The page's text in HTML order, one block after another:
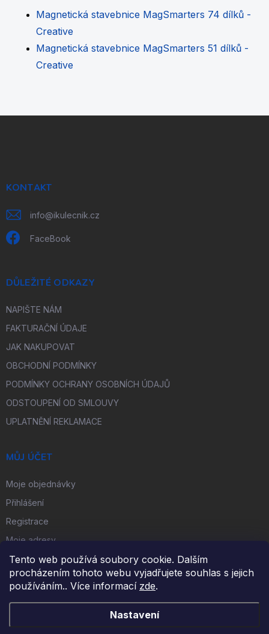
Tento web používá soubory cookie. Dalším
procházením tohoto webu vyjadřujete souhlas s jejich
používáním.. Více informací zde.
Nastavení
Magnetická stavebnice MagSmarters 74 dílků -
Creative
Magnetická stavebnice MagSmarters 51 dílků -
Creative
KONTAKT
info@ikulecnik.cz
FaceBook
DŮLEŽITÉ ODKAZY
NAPIŠTE NÁM
FAKTURAČNÍ ÚDAJE
JAK NAKUPOVAT
OBCHODNÍ PODMÍNKY
PODMÍNKY OCHRANY OSOBNÍCH ÚDAJŮ
ODSTOUPENÍ OD SMLOUVY
UPLATNĚNÍ REKLAMACE
MŮJ ÚČET
Moje objednávky
Přihlášení
Registrace
Moje adresy
FACEBOOK